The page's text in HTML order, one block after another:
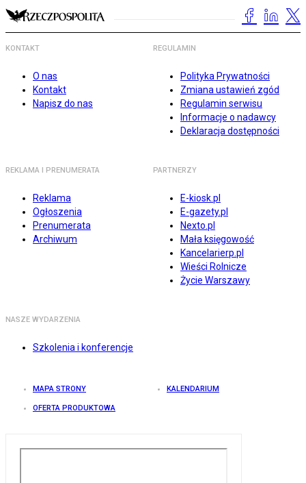
KONTAKT
O nas
Kontakt
Napisz do nas
REGULAMIN
Polityka Prywatności
Zmiana ustawień zgód
Regulamin serwisu
Informacje o nadawcy
Deklaracja dostępności
REKLAMA I PRENUMERATA
Reklama
Ogłoszenia
Prenumerata
Archiwum
PARTNERZY
E-kiosk.pl
E-gazety.pl
Nexto.pl
Mała księgowość
Kancelarierp.pl
Wieści Rolnicze
Życie Warszawy
NASZE WYDARZENIA
Szkolenia i konferencje
MAPA STRONY KALENDARIUM
OFERTA PRODUKTOWA